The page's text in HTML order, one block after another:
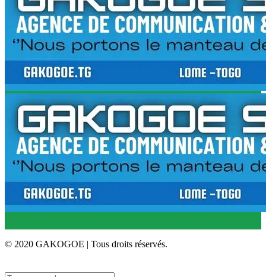
© 2020 GAKOGOE | Tous droits réservés.